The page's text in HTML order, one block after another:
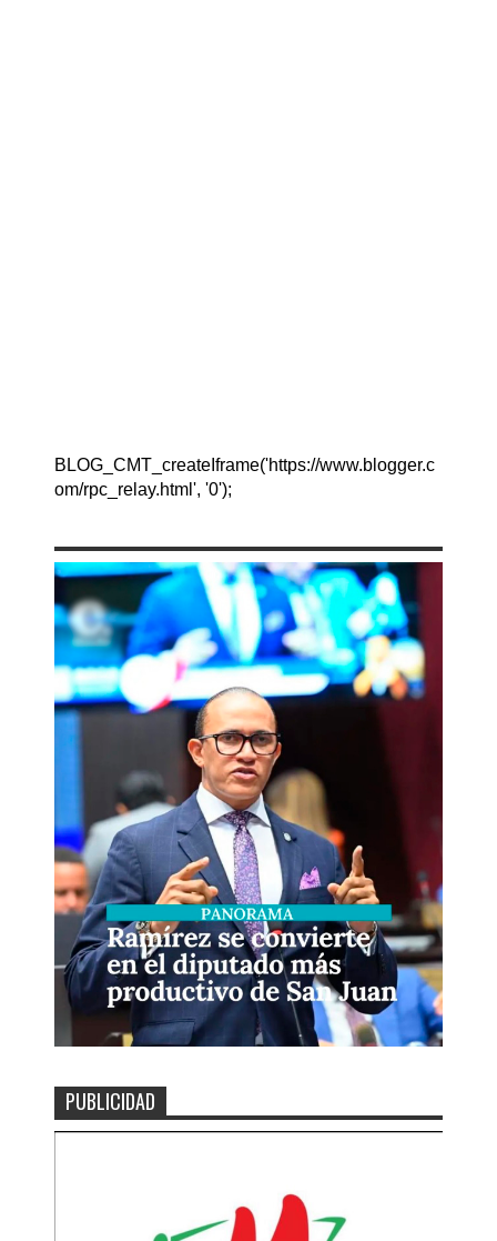
BLOG_CMT_createIframe('https://www.blogger.c
om/rpc_relay.html', '0');
PUBLICIDAD